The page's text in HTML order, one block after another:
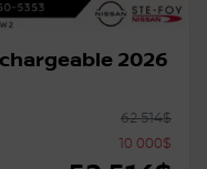
2026
62 514$
10 000$